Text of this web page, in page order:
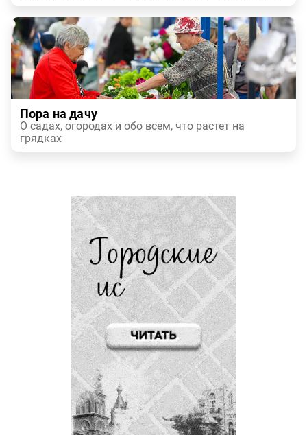
Пора на дачу
О садах, огородах и обо всем, что растет на
грядках